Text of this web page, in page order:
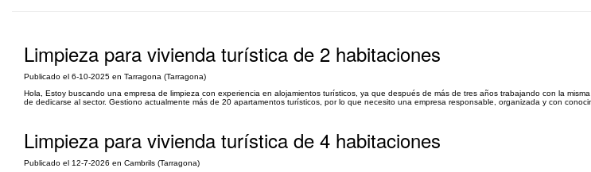
Limpieza para vivienda turística de 2 habitaciones
Publicado el 6-10-2025 en Tarragona (Tarragona)
Hola, Estoy buscando una empresa de limpieza con experiencia en alojamientos turísticos, ya que después de más de tres años trabajando con la
de dedicarse al sector. Gestiono actualmente más de 20 apartamentos turísticos, por lo que necesito una empresa responsable, organizada y con
Limpieza para vivienda turística de 4 habitaciones
Publicado el 12-7-2026 en Cambrils (Tarragona)